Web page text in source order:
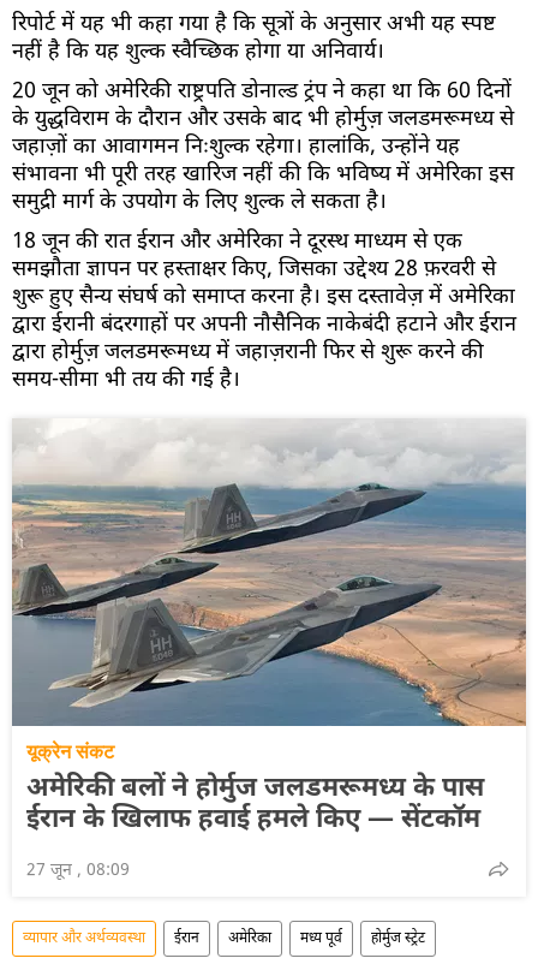
रिपोर्ट में यह भी कहा गया है कि सूत्रों के अनुसार अभी यह स्पष्ट
नहीं है कि यह शुल्क स्वैच्छिक होगा या अनिवार्य।
20 जून को अमेरिकी राष्ट्रपति डोनाल्ड ट्रंप ने कहा था कि 60 दिनों
के युद्धविराम के दौरान और उसके बाद भी होर्मुज़ जलडमरूमध्य से
जहाज़ों का आवागमन निःशुल्क रहेगा। हालांकि, उन्होंने यह
संभावना भी पूरी तरह खारिज नहीं की कि भविष्य में अमेरिका इस
समुद्री मार्ग के उपयोग के लिए शुल्क ले सकता है।
18 जून की रात ईरान और अमेरिका ने दूरस्थ माध्यम से एक
समझौता ज्ञापन पर हस्ताक्षर किए, जिसका उद्देश्य 28 फ़रवरी से
शुरू हुए सैन्य संघर्ष को समाप्त करना है। इस दस्तावेज़ में अमेरिका
द्वारा ईरानी बंदरगाहों पर अपनी नौसैनिक नाकेबंदी हटाने और ईरान
द्वारा होर्मुज़ जलडमरूमध्य में जहाज़रानी फिर से शुरू करने की
समय-सीमा भी तय की गई है।
यूक्रेन संकट
अमेरिकी बलों ने होर्मुज जलडमरूमध्य के पास
ईरान के खिलाफ हवाई हमले किए — सेंटकॉम
27 जून , 08:09
व्यापार और अर्थव्यवस्था ईरान अमेरिका मध्य पूर्व होर्मुज स्ट्रेट